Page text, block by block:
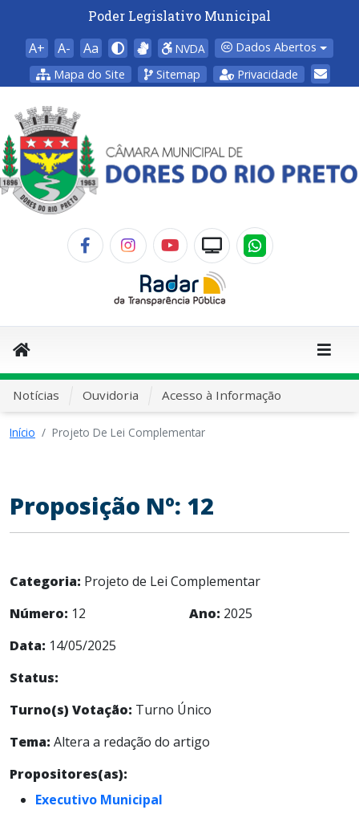
Poder Legislativo Municipal
A+ A- Aa NVDA
Dados Abertos
Mapa do Site
Sitemap Privacidade
Notícias Ouvidoria Acesso à Informação
Início Projeto De Lei Complementar
Proposição Nº: 12
Categoria: Projeto de Lei Complementar
Número: 12 Ano: 2025
Data: 14/05/2025
Status:
Turno(s) Votação: Turno Único
Tema: Altera a redação do artigo
Propositores(as):
Executivo Municipal